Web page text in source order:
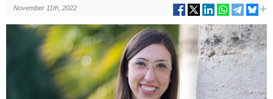
November 11th, 2022